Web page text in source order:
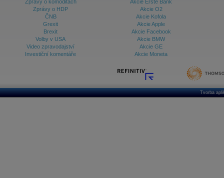
Zprávy o komoditách
Zprávy o HDP
ČNB
Grexit
Brexit
Volby v USA
Video zpravodajství
Investiční komentáře
Akcie Erste Bank
Akcie O2
Akcie Kofola
Akcie Apple
Akcie Facebook
Akcie BMW
Akcie GE
Akcie Moneta
Tvorba